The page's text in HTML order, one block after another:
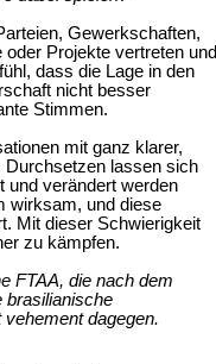
Gewerkschaften,
Projekte vertreten und
dass die Lage in den
nicht besser
Stimmen.
mit ganz klarer,
Durchsetzen lassen sich
und verändert werden
wirksam, und diese
Mit dieser Schwierigkeit
zu kämpfen.
FTAA, die nach dem
brasilianische
dagegen.